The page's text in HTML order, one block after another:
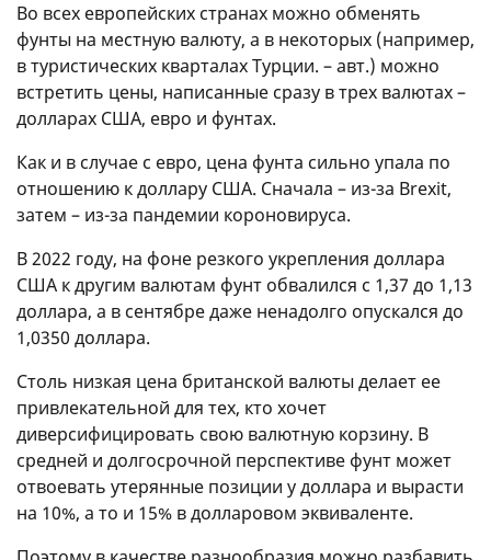
Во всех европейских странах можно обменять
фунты на местную валюту, а в некоторых (например,
в туристических кварталах Турции. – авт.) можно
встретить цены, написанные сразу в трех валютах –
долларах США, евро и фунтах.
Как и в случае с евро, цена фунта сильно упала по
отношению к доллару США. Сначала – из-за Brexit,
затем – из-за пандемии короновируса.
В 2022 году, на фоне резкого укрепления доллара
США к другим валютам фунт обвалился с 1,37 до 1,13
доллара, а в сентябре даже ненадолго опускался до
1,0350 доллара.
Столь низкая цена британской валюты делает ее
привлекательной для тех, кто хочет
диверсифицировать свою валютную корзину. В
средней и долгосрочной перспективе фунт может
отвоевать утерянные позиции у доллара и вырасти
на 10%, а то и 15% в долларовом эквиваленте.